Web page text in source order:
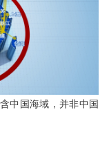
中国海域，并非中国